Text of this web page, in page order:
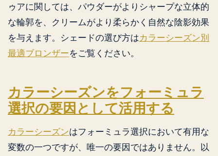
ゥアに関しては、パウダーがよりシャープな立体的
な輪郭を、クリームがより柔らかく自然な陰影効果
を与えます。シェードの選び方はカラーシーズン別
最適ブロンザーをご覧ください。
カラーシーズンをフォーミュラ
選択の要因として活用する
カラーシーズンはフォーミュラ選択において有用な
変数の一つですが、唯一の要因ではありません。以